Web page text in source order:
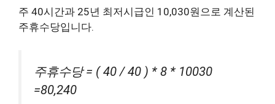
주 40시간과 25년 최저시급인 10,030원으로 계산된
주휴수당입니다.
주휴수당 = ( 40 / 40 ) * 8 * 10030
=80,240